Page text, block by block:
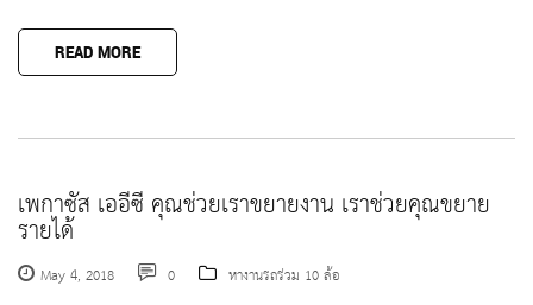
READ MORE
เพกาซัส เออีซี คุณช่วยเราขยายงาน เราช่วยคุณขยาย
รายได้
May 4, 2018 0 หางานรถร่วม 10 ล้อ